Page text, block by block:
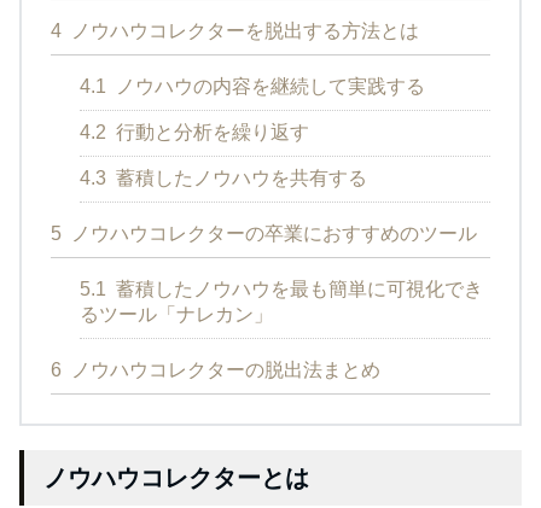
4 ノウハウコレクターを脱出する方法とは
4.1 ノウハウの内容を継続して実践する
4.2 行動と分析を繰り返す
4.3 蓄積したノウハウを共有する
5 ノウハウコレクターの卒業におすすめのツール
5.1 蓄積したノウハウを最も簡単に可視化でき
るツール「ナレカン」
6 ノウハウコレクターの脱出法まとめ
ノウハウコレクターとは